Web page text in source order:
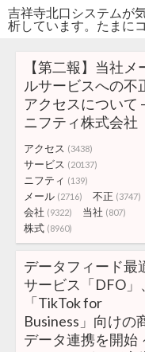
吉祥寺北口システムが
析しています。たまに
【第二報】当社メ
ルサービスへの不
アクセスについて
ニフティ株式会社
アクセス (3438)
サービス (20137)
ニフティ (139)
メール (2716) 不正 (3747)
会社 (9322) 当社 (807)
株式 (8960)
データフィード最
サービス「DFO」、
「TikTok for
Business」向けの
データ連携を開始